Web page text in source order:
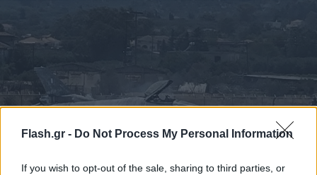
Flash.gr - Do Not Process My Personal Information
If you wish to opt-out of the sale, sharing to third parties, or